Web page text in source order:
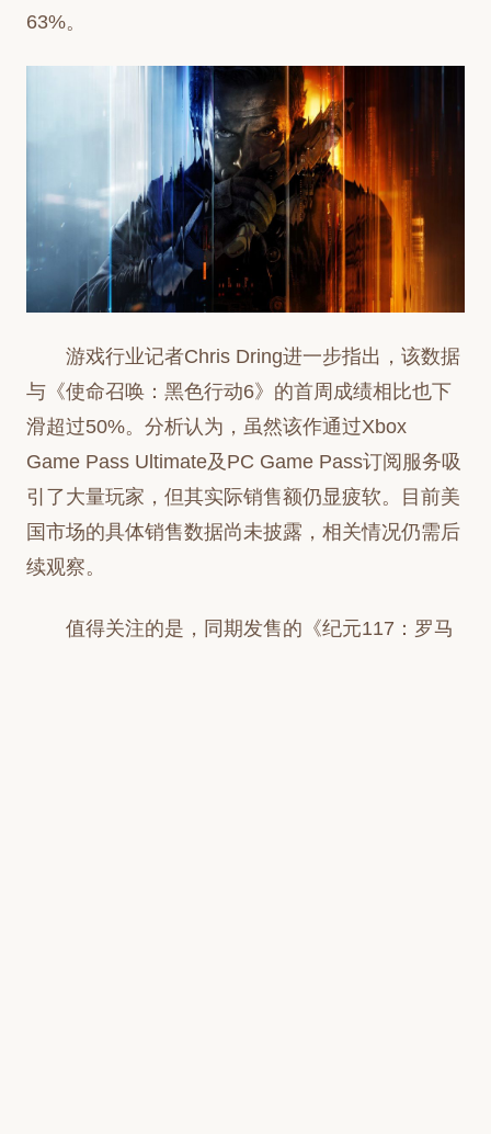
63%。
游戏行业记者Chris Dring进一步指出，该数据
与《使命召唤：黑色行动6》的首周成绩相比也下
滑超过50%。分析认为，虽然该作通过Xbox
Game Pass Ultimate及PC Game Pass订阅服务吸
引了大量玩家，但其实际销售额仍显疲软。目前美
国市场的具体销售数据尚未披露，相关情况仍需后
续观察。
值得关注的是，同期发售的《纪元117：罗马